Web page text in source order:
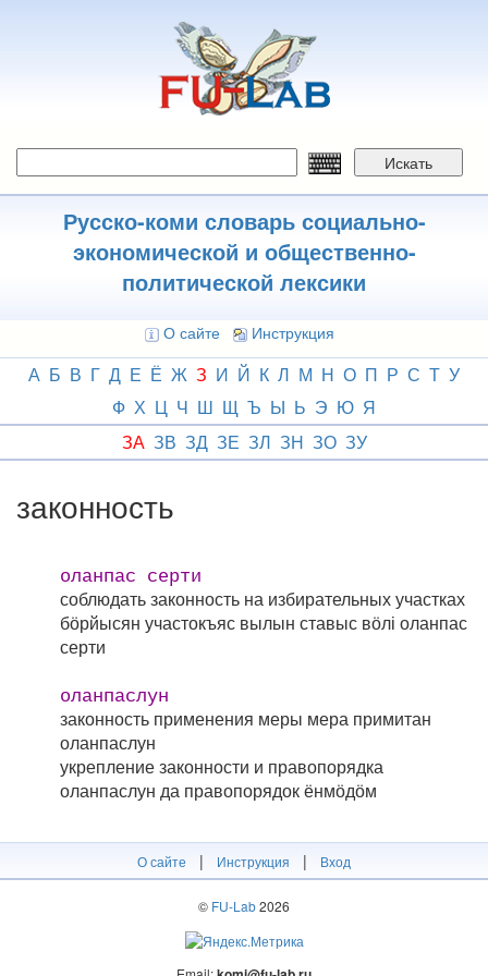
Искать
Русско-коми словарь социально-
экономической и общественно-
политической лексики
О сайте Инструкция
А Б В Г Д Е Ё Ж З И Й К Л М Н О П Р С Т У
Ф Х Ц Ч Ш Щ Ъ Ы Ь Э Ю Я
ЗА ЗВ ЗД ЗЕ ЗЛ ЗН ЗО ЗУ
законность
оланпас серти
соблюдать законность на избирательных участках
бӧрйысян участокъяс вылын ставыс вӧлі оланпас
серти
оланпаслун
законность применения меры мера примитан
оланпаслун
укрепление законности и правопорядка
оланпаслун да правопорядок ёнмӧдӧм
О сайте | Инструкция | Вход
© FU-Lab2026